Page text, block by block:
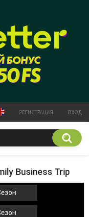
РЕГИСТРАЦИЯ ВХОД
Business Trip